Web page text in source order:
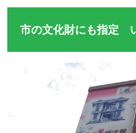
市の文化財にも指定